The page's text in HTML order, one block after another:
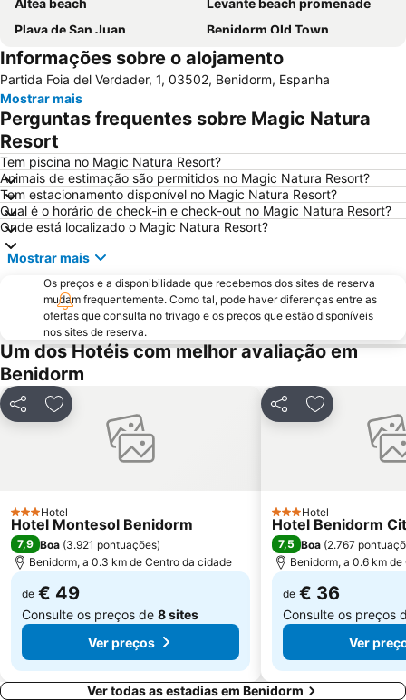
Altea beach
Levante beach promenade
Playa de San Juan
Benidorm Old Town
Benidorm Palace
Playa Arenal-Bol
Playa
El Postiguet
Estación de autobuses
Centro
Isla de Benidorm
Levante o La Fossa
Festilandia
Aqualandia
Platja de La Cala de Finestrat
Playa de la Ermita
Avenida Jaime I
Aqua Natura
Centro
Comunidad Valenciana day
Port de Denia
Cala Granadella
Raco de Loix
Estación de Autobuses de Alicante
Ermita de Sanz
Torrellano
Parc d'Elx
Campoamor
Casino Mediterráneo
Guardamar
Cala Mal Pas
Plaza de Toros de Alicante
Cala de Moraig
Gandía
Arenals del Sol
Informações sobre o alojamento
Partida Foia del Verdader, 1, 03502, Benidorm, Espanha
Mostrar mais
Perguntas frequentes sobre Magic Natura
Resort
Tem piscina no Magic Natura Resort?
Animais de estimação são permitidos no Magic Natura Resort?
Tem estacionamento disponível no Magic Natura Resort?
Qual é o horário de check-in e check-out no Magic Natura Resort?
Onde está localizado o Magic Natura Resort?
Mostrar mais
Os preços e a disponibilidade que recebemos dos sites de reserva
mudam frequentemente. Como tal, pode haver diferenças entre as
ofertas que consulta no trivago e os preços que estão disponíveis
nos sites de reserva.
Um dos Hotéis com melhor avaliação em
Benidorm
PartilharAdicionar aos favoritos
3 Estrelas
Hotel
Hotel Montesol Benidorm
7,9 Boa (3.921 pontuações)
Benidorm, a 0.3 km de Centro da cidade
de € 49
Consulte os preços de 8 sites
Ver preços
PartilharAdicionar
3 Estrelas
Hotel
Hotel Benidorm
7,5 Boa (2.767
Benidorm, a 0.6 km
de € 36
Consulte os preços
Ver
Ver todas as estadias em Benidorm